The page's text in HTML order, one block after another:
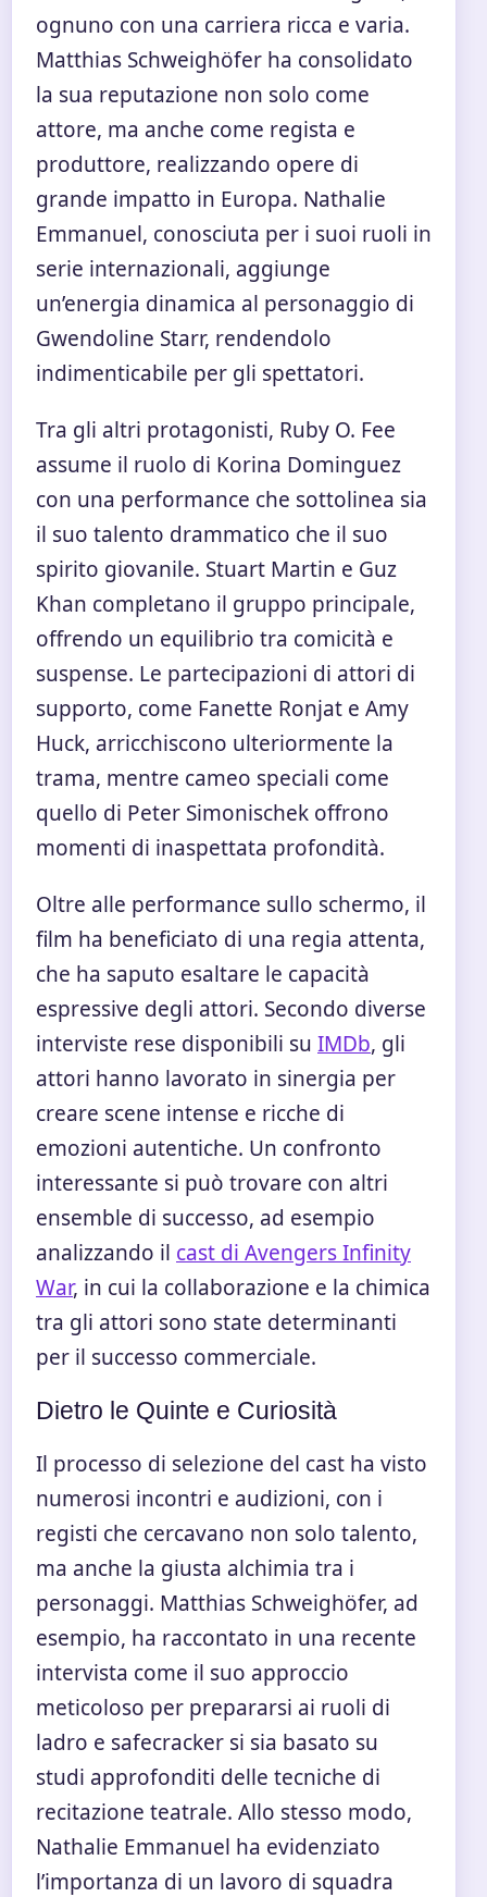
ognuno con una carriera ricca e varia.
Matthias Schweighöfer ha consolidato
la sua reputazione non solo come
attore, ma anche come regista e
produttore, realizzando opere di
grande impatto in Europa. Nathalie
Emmanuel, conosciuta per i suoi ruoli in
serie internazionali, aggiunge
un’energia dinamica al personaggio di
Gwendoline Starr, rendendolo
indimenticabile per gli spettatori.
Tra gli altri protagonisti, Ruby O. Fee
assume il ruolo di Korina Dominguez
con una performance che sottolinea sia
il suo talento drammatico che il suo
spirito giovanile. Stuart Martin e Guz
Khan completano il gruppo principale,
offrendo un equilibrio tra comicità e
suspense. Le partecipazioni di attori di
supporto, come Fanette Ronjat e Amy
Huck, arricchiscono ulteriormente la
trama, mentre cameo speciali come
quello di Peter Simonischek offrono
momenti di inaspettata profondità.
Oltre alle performance sullo schermo, il
film ha beneficiato di una regia attenta,
che ha saputo esaltare le capacità
espressive degli attori. Secondo diverse
interviste rese disponibili su IMDb, gli
attori hanno lavorato in sinergia per
creare scene intense e ricche di
emozioni autentiche. Un confronto
interessante si può trovare con altri
ensemble di successo, ad esempio
analizzando il cast di Avengers Infinity
War, in cui la collaborazione e la chimica
tra gli attori sono state determinanti
per il successo commerciale.
Dietro le Quinte e Curiosità
Il processo di selezione del cast ha visto
numerosi incontri e audizioni, con i
registi che cercavano non solo talento,
ma anche la giusta alchimia tra i
personaggi. Matthias Schweighöfer, ad
esempio, ha raccontato in una recente
intervista come il suo approccio
meticoloso per prepararsi ai ruoli di
ladro e safecracker si sia basato su
studi approfonditi delle tecniche di
recitazione teatrale. Allo stesso modo,
Nathalie Emmanuel ha evidenziato
l’importanza di un lavoro di squadra